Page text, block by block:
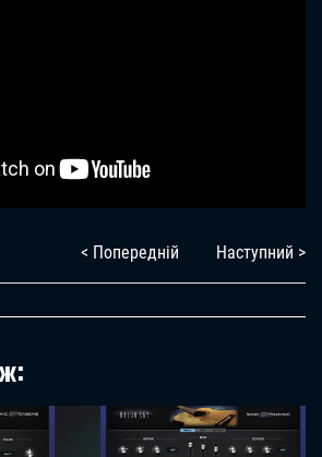
< Попередній Наступний >